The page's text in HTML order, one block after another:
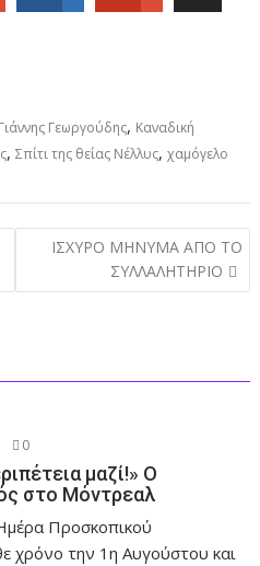
Γιάννης Γεωργούδης, Καναδική
,Σπίτι της θείας Νέλλυς,χαμόγελο
ΙΣΧΥΡΟ ΜΗΝΥΜΑ ΑΠΟ ΤΟ
ΣΥΛΛΑΛΗΤΗΡΙΟ
0
μαζί!» Ο
στο Μόντρεαλ
Προσκοπικού
χρόνο την 1η Αυγούστου και